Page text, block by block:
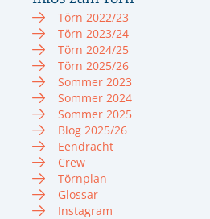
Törn 2022/23
Törn 2023/24
Törn 2024/25
Törn 2025/26
Sommer 2023
Sommer 2024
Sommer 2025
Blog 2025/26
Eendracht
Crew
Törnplan
Glossar
Instagram